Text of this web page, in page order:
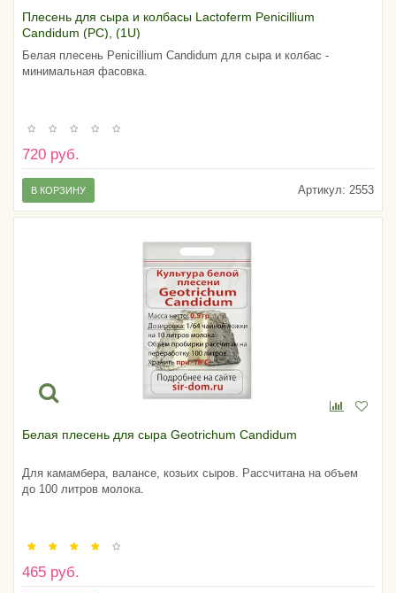
Плесень для сыра и колбасы Lactoferm Penicillium
Candidum (PC), (1U)
Белая плесень Penicillium Candidum для сыра и колбас -
минимальная фасовка.
720 руб.
Артикул: 2553
В КОРЗИНУ
Белая плесень для сыра Geotrichum Candidum
Для камамбера, валансе, козьих сыров. Рассчитана на объем
до 100 литров молока.
465 руб.